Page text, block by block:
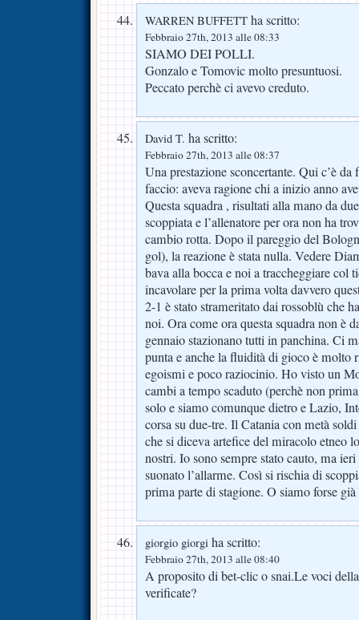
WARREN BUFFETT ha scritto:
Febbraio 27th, 2013 alle 08:33
SIAMO DEI POLLI.
Gonzalo e Tomovic molto presuntuosi.
Peccato perchè ci avevo creduto.
David T. ha scritto:
Febbraio 27th, 2013 alle 08:37
Una prestazione sconcertante. Qui c’è
faccio: aveva ragione chi a inizio anno
Questa squadra , risultati alla mano da
scoppiata e l’allenatore per ora non ha
cambio rotta. Dopo il pareggio del
gol), la reazione è stata nulla. Vedere
bava alla bocca e noi a traccheggiare col
incavolare per la prima volta davvero
2-1 è stato strameritato dai rossoblù che
noi. Ora come ora questa squadra non è
gennaio stazionano tutti in panchina. Ci
punta e anche la fluidità di gioco è molto
egoismi e poco raziocinio. Ho visto un
cambi a tempo scaduto (perchè non
solo e siamo comunque dietro e Lazio,
corsa su due-tre. Il Catania con metà
che si diceva artefice del miracolo etneo
nostri. Io sono sempre stato cauto, ma
suonato l’allarme. Così si rischia di
prima parte di stagione. O siamo forse
giorgio giorgi ha scritto:
Febbraio 27th, 2013 alle 08:40
A proposito di bet-clic o snai.Le voci
verificate?